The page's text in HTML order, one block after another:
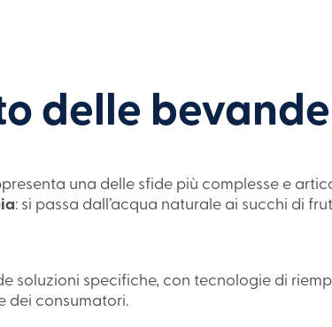
delle bevande
una delle sfide più complesse e
: si passa dall’acqua naturale ai succhi di
soluzioni specifiche, con tecnologie di
dei consumatori.